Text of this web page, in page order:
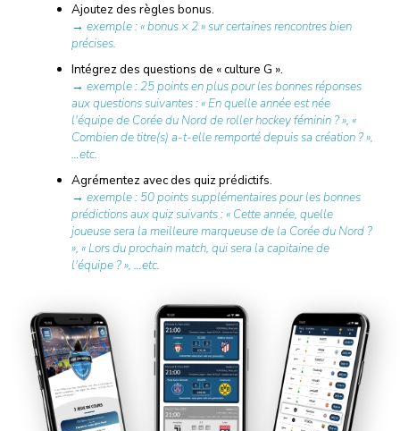
Ajoutez des règles bonus.
→ exemple : « bonus × 2 » sur certaines rencontres bien
précises.
Intégrez des questions de « culture G ».
→ exemple : 25 points en plus pour les bonnes réponses
aux questions suivantes : « En quelle année est née
l'équipe de Corée du Nord de roller hockey féminin ? », «
Combien de titre(s) a-t-elle remporté depuis sa création ? »,
…etc.
Agrémentez avec des quiz prédictifs.
→ exemple : 50 points supplémentaires pour les bonnes
prédictions aux quiz suivants : « Cette année, quelle
joueuse sera la meilleure marqueuse de la Corée du Nord ?
», « Lors du prochain match, qui sera la capitaine de
l'équipe ? », …etc.